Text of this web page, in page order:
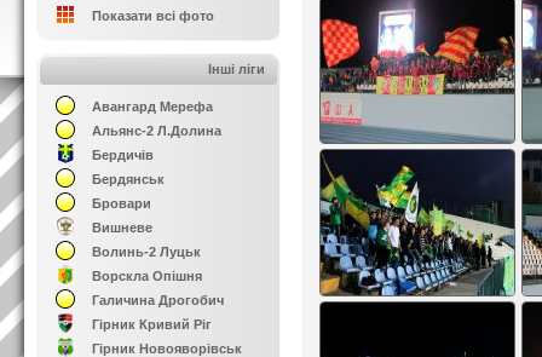
Показати всі фото
Інші ліги
Авангард Мерефа
Альянс-2 Л.Долина
Бердичів
Бердянськ
Бровари
Вишневе
Волинь-2 Луцьк
Ворскла Опішня
Галичина Дрогобич
Гірник Кривий Ріг
Гірник Новояворівськ